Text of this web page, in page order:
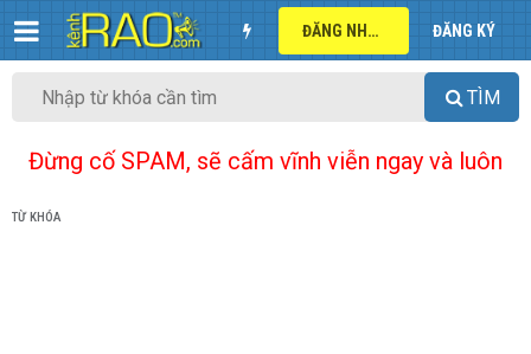
ĐĂNG NHẬP ĐĂNG KÝ
TÌM
Đừng cố SPAM, sẽ cấm vĩnh viễn ngay và luôn
TỪ KHÓA